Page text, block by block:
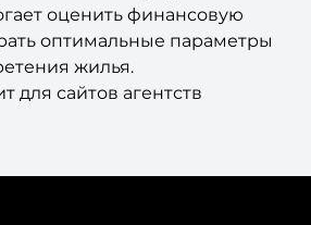
оценить финансовую
оптимальные параметры
жилья.
для сайтов агентств